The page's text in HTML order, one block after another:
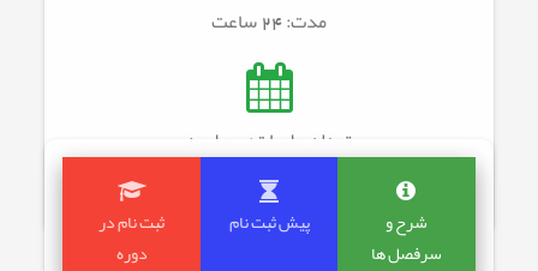
مدت:24 ساعت
تعداد جلسات: 0 جلسه
شرح و
سرفصل ها
پیش ثبت نام
ثبت نام در
دوره